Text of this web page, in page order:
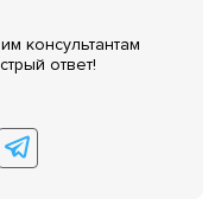
консультантам
ответ!